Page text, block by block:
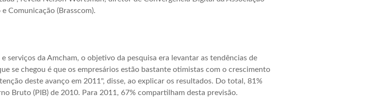
Comunicação (Brasscom).
serviços da Amcham, o objetivo da pesquisa era levantar as tendências de
se chegou é que os empresários estão bastante otimistas com o crescimento
deste avanço em 2011", disse, ao explicar os resultados. Do total, 81%
Bruto (PIB) de 2010. Para 2011, 67% compartilham desta previsão.